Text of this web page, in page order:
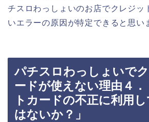
チスロわっしょいのお店でクレジッ
いエラーの原因が特定できると思い
パチスロわっしょいで
ードが使えない理由４
トカードの不正に利用
はないか？」